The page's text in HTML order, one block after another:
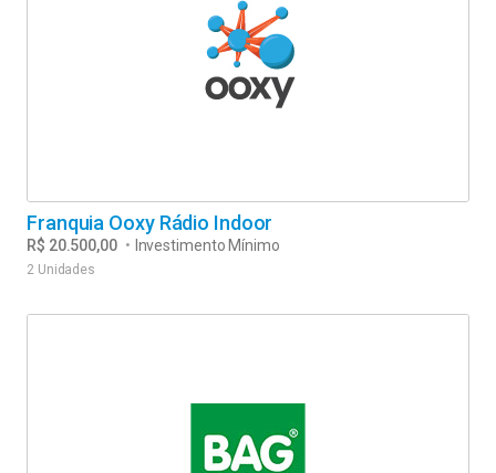
R$ 20.500,00 • Investimento Mínimo
Franquia Ooxy Rádio Indoor
2 Unidades